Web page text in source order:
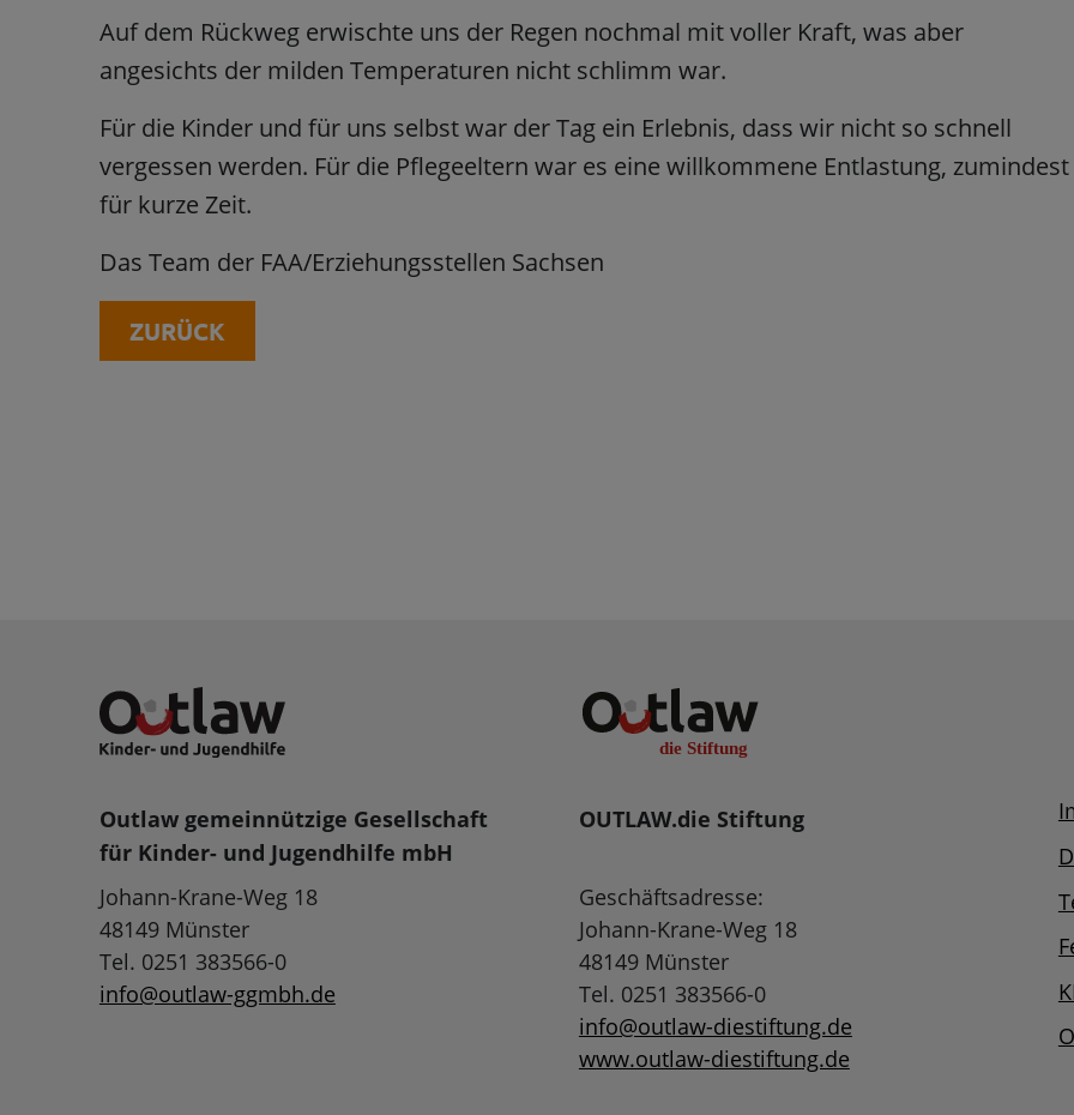
Auf dem Rückweg erwischte uns der Regen nochmal mit voller Kraft, was aber
angesichts der milden Temperaturen nicht schlimm war.
Für die Kinder und für uns selbst war der Tag ein Erlebnis, dass wir nicht so schnell
vergessen werden. Für die Pflegeeltern war es eine willkommene Entlastung, zumindest
für kurze Zeit.
Das Team der FAA/Erziehungsstellen Sachsen
ZURÜCK
Outlaw gemeinnützige Gesellschaft
für Kinder- und Jugendhilfe mbH
Johann-Krane-Weg 18
48149 Münster
Tel. 0251 383566-0
info@outlaw-ggmbh.de
OUTLAW.die Stiftung
Geschäftsadresse:
Johann-Krane-Weg 18
48149 Münster
Tel. 0251 383566-0
info@outlaw-diestiftung.de
www.outlaw-diestiftung.de